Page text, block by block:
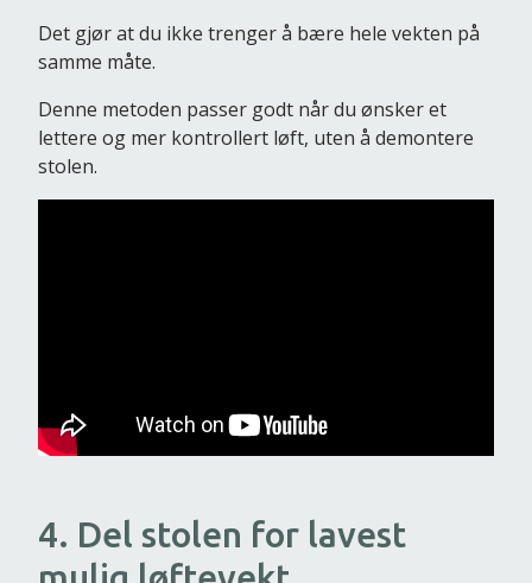
Det gjør at du ikke trenger å bære hele vekten på
samme måte.
Denne metoden passer godt når du ønsker et
lettere og mer kontrollert løft, uten å demontere
stolen.
4. Del stolen for lavest